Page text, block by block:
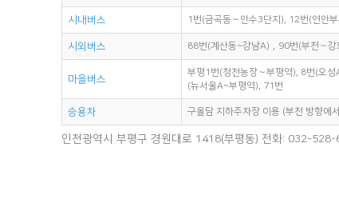
시내버스 1번(금곡동〜안수3단지), 12번(연안
시외버스 88번(계산동~강남A)，90번(부천〜강
마을버스
부평1번(청천농장〜부평역), 8번(오
(뉴서울A~부평역), 71번
승용차 구올담 지하주차장 이용 (부천 방향에
인천광역시 부평구 경원대로 1418(부평동) 전화: 032-